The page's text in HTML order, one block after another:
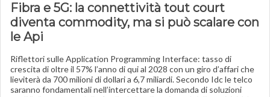
Fibra e 5G: la connettività tout court
diventa commodity, ma si può scalare con
le Api
Riflettori sulle Application Programming Interface: tasso di
crescita di oltre il 57% l’anno di qui al 2028 con un giro d’affari che
lieviterà da 700 milioni di dollari a 6,7 miliardi. Secondo Idc le telco
saranno fondamentali nell’intercettare la domanda di soluzioni